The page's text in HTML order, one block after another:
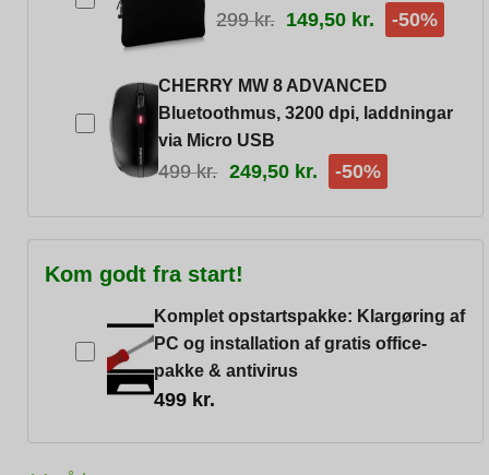
299kr. 149,50 kr. -50%
CHERRY MW 8 ADVANCED
Bluetoothmus, 3200 dpi, laddningar
via Micro USB
499kr. 249,50 kr. -50%
Kom godt fra start!
Komplet opstartspakke: Klargøring af
PC og installation af gratis office-
pakke & antivirus
499 kr.